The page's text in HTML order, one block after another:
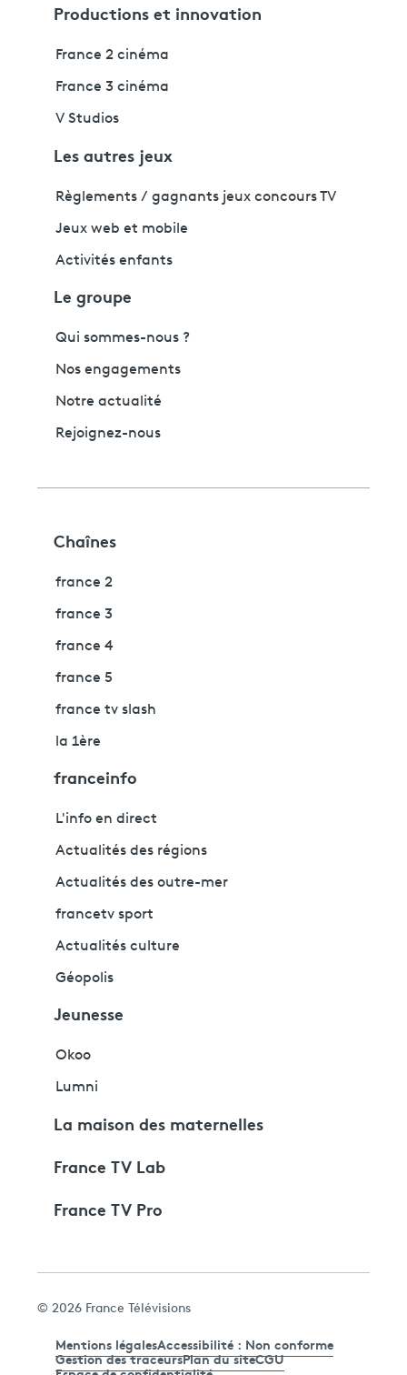
Productions et innovation
France 2 cinéma
France 3 cinéma
V Studios
Les autres jeux
Règlements / gagnants jeux concours TV
Jeux web et mobile
Activités enfants
Le groupe
Qui sommes-nous ?
Nos engagements
Notre actualité
Rejoignez-nous
Chaînes
france 2
france 3
france 4
france 5
france tv slash
la 1ère
franceinfo
L'info en direct
Actualités des régions
Actualités des outre-mer
francetv sport
Actualités culture
Géopolis
Jeunesse
Okoo
Lumni
La maison des maternelles
France TV Lab
France TV Pro
© 2026 France Télévisions
Mentions légalesAccessibilité : Non conforme
Gestion des traceursPlan du siteCGU